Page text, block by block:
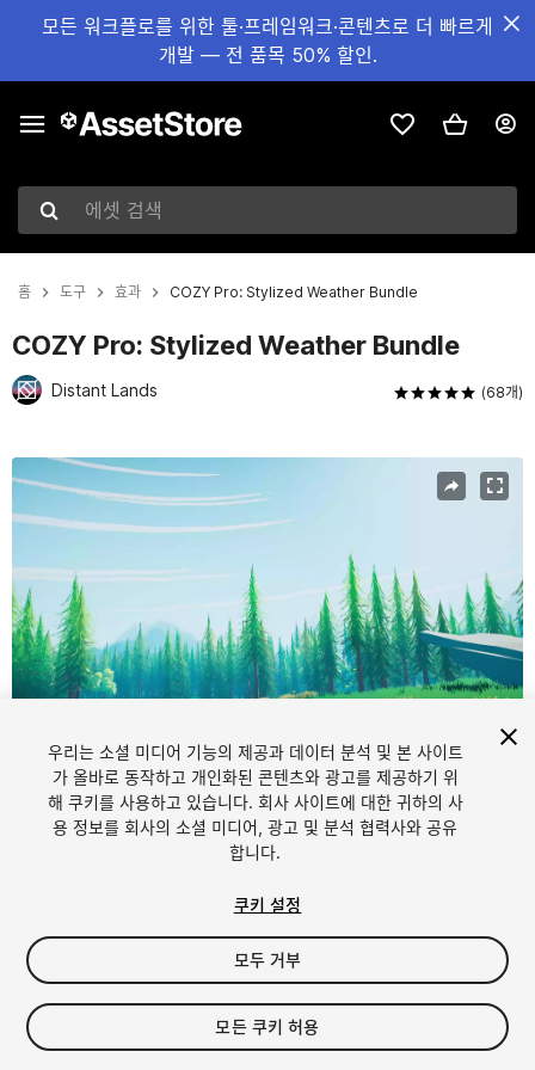
모든 워크플로를 위한 툴·프레임워크·콘텐츠로 더 빠르게
개발 — 전 품목 50% 할인.
에셋 검색
홈 도구 효과 COZY Pro: Stylized Weather Bundle
COZY Pro: Stylized Weather Bundle
Distant Lands (68개)
현재 슬라이드: 1 / 12
1/12
$100
Seat
우리는 소셜 미디어 기능의 제공과 데이터 분석 및 본 사이트
가 올바로 동작하고 개인화된 콘텐츠와 광고를 제공하기 위
해 쿠키를 사용하고 있습니다. 회사 사이트에 대한 귀하의 사
용 정보를 회사의 소셜 미디어, 광고 및 분석 협력사와 공유
합니다.
쿠키 설정
모두 거부
모든 쿠키 허용